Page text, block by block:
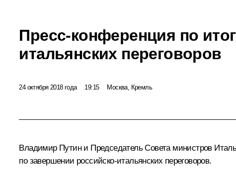
Пресс-конференция по
итальянских переговоров
24 октября 2018 года 19:15 Москва, Кремль
Владимир Путин и Председатель Совета министров
по завершении российско-итальянских переговоров.